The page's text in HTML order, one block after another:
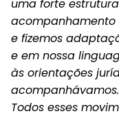
uma forte
e fizemos
e em nossa
às orientações
acompanhávamos.
Todos esses